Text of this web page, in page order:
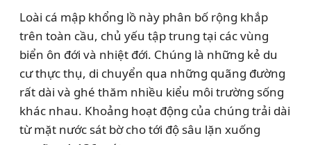
Loài cá mập khổng lồ này phân bố rộng khắp
trên toàn cầu, chủ yếu tập trung tại các vùng
biển ôn đới và nhiệt đới. Chúng là những kẻ du
cư thực thụ, di chuyển qua những quãng đường
rất dài và ghé thăm nhiều kiểu môi trường sống
khác nhau. Khoảng hoạt động của chúng trải dài
từ mặt nước sát bờ cho tới độ sâu lặn xuống